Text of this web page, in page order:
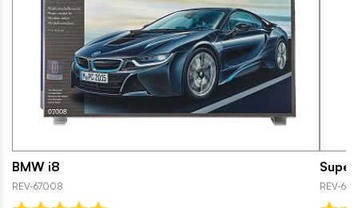
BMW i8
REV-67008 REV-